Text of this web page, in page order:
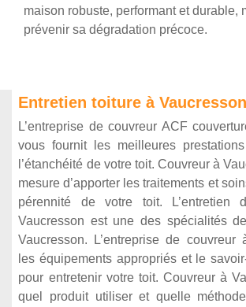
maison robuste, performant et durable,
prévenir sa dégradation précoce.
Entretien toiture à Vaucresson
​​​​​​​L’entreprise de couvreur ACF
vous fournit les meilleures
l’étanchéité de votre toit. Couvreur à
mesure d’apporter les traitements et
pérennité de votre toit. L’entretien
Vaucresson est une des spécialités
Vaucresson. L’entreprise de couvreur
les équipements appropriés et le
pour entretenir votre toit. Couvreur à
quel produit utiliser et quelle